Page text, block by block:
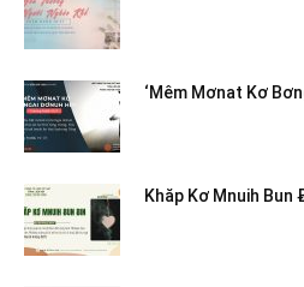
‘Mêm Mơnat Kơ
Khăp Kơ Mnuih